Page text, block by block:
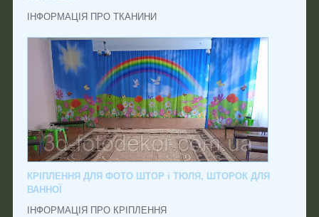
ІНФОРМАЦІЯ ПРО ТКАНИНИ
КРІПЛЕННЯ ДЛЯ ФОТО ШТОР і ТЮЛЯ, ШТОРОК ДЛЯ
ВАННОЇ
ІНФОРМАЦІЯ ПРО КРІПЛЕННЯ